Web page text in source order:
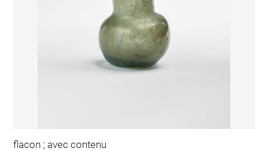
flacon ; avec contenu